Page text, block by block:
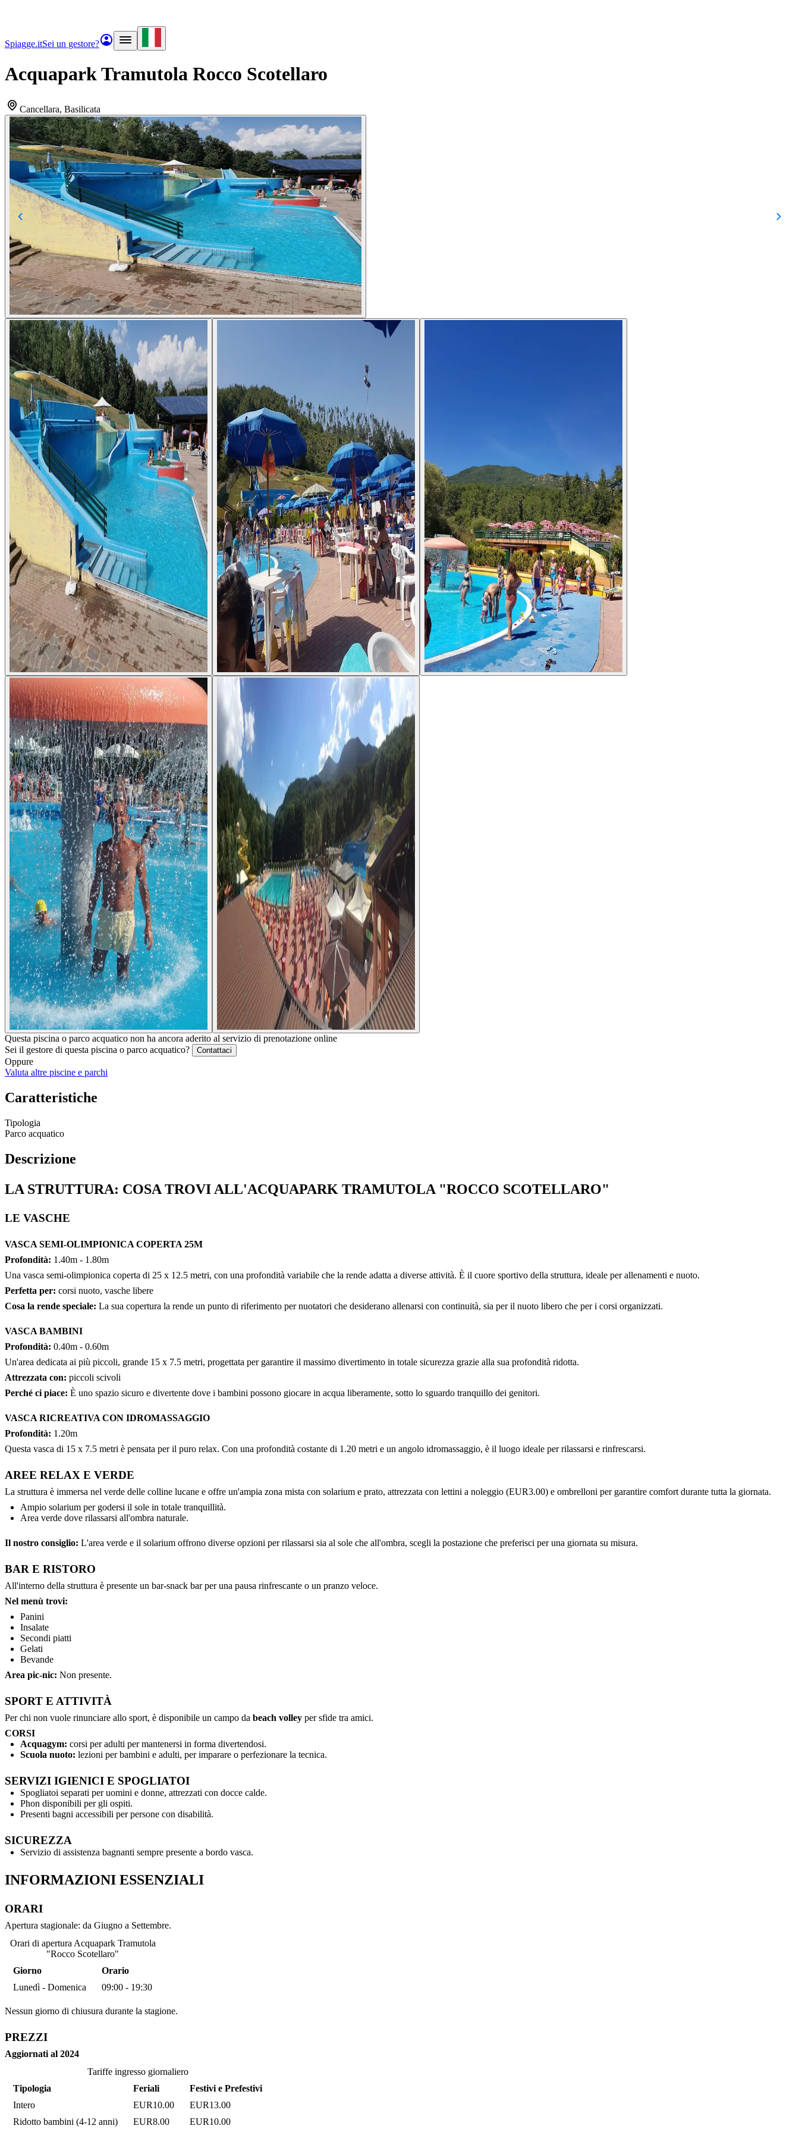
Spiagge.itSei un gestore?
Acquapark Tramutola Rocco Scotellaro
Cancellara, Basilicata
Questa piscina o parco acquatico non ha ancora aderito al servizio di prenotazione online
Sei il gestore di questa piscina o parco acquatico?
Contattaci
Oppure
Valuta altre piscine e parchi
Caratteristiche
Tipologia
Parco acquatico
Descrizione
LA STRUTTURA: COSA TROVI ALL'ACQUAPARK TRAMUTOLA "ROCCO SCOTELLARO"
LE VASCHE
VASCA SEMI-OLIMPIONICA COPERTA 25M
Profondità: 1.40m - 1.80m
Una vasca semi-olimpionica coperta di 25 x 12.5 metri, con una profondità variabile che la rende adatta a diverse attività. È il cuore sportivo della struttura, ideale per allenamenti e nuoto.
Perfetta per: corsi nuoto, vasche libere
Cosa la rende speciale: La sua copertura la rende un punto di riferimento per nuotatori che desiderano allenarsi con continuità, sia per il nuoto libero che per i corsi organizzati.
VASCA BAMBINI
Profondità: 0.40m - 0.60m
Un'area dedicata ai più piccoli, grande 15 x 7.5 metri, progettata per garantire il massimo divertimento in totale sicurezza grazie alla sua profondità ridotta.
Attrezzata con: piccoli scivoli
Perché ci piace: È uno spazio sicuro e divertente dove i bambini possono giocare in acqua liberamente, sotto lo sguardo tranquillo dei genitori.
VASCA RICREATIVA CON IDROMASSAGGIO
Profondità: 1.20m
Questa vasca di 15 x 7.5 metri è pensata per il puro relax. Con una profondità costante di 1.20 metri e un angolo idromassaggio, è il luogo ideale per rilassarsi e rinfrescarsi.
AREE RELAX E VERDE
La struttura è immersa nel verde delle colline lucane e offre un'ampia zona mista con solarium e prato, attrezzata con lettini a noleggio (EUR3.00) e ombrelloni per garantire comfort durante tutta la giornata.
Ampio solarium per godersi il sole in totale tranquillità.
Area verde dove rilassarsi all'ombra naturale.
Il nostro consiglio: L'area verde e il solarium offrono diverse opzioni per rilassarsi sia al sole che all'ombra, scegli la postazione che preferisci per una giornata su misura.
BAR E RISTORO
All'interno della struttura è presente un bar-snack bar per una pausa rinfrescante o un pranzo veloce.
Nel menù trovi:
Panini
Insalate
Secondi piatti
Gelati
Bevande
Area pic-nic: Non presente.
SPORT E ATTIVITÀ
Per chi non vuole rinunciare allo sport, è disponibile un campo da beach volley per sfide tra amici.
CORSI
Acquagym: corsi per adulti per mantenersi in forma divertendosi.
Scuola nuoto: lezioni per bambini e adulti, per imparare o perfezionare la tecnica.
SERVIZI IGIENICI E SPOGLIATOI
Spogliatoi separati per uomini e donne, attrezzati con docce calde.
Phon disponibili per gli ospiti.
Presenti bagni accessibili per persone con disabilità.
SICUREZZA
Servizio di assistenza bagnanti sempre presente a bordo vasca.
INFORMAZIONI ESSENZIALI
ORARI
Apertura stagionale: da Giugno a Settembre.
Orari di apertura Acquapark Tramutola
"Rocco Scotellaro"
Giorno
Orario
Lunedì - Domenica
09:00 - 19:30
Nessun giorno di chiusura durante la stagione.
PREZZI
Aggiornati al 2024
Tariffe ingresso giornaliero
Tipologia
Feriali
Festivi e Prefestivi
Intero
EUR10.00
EUR13.00
Ridotto bambini (4-12 anni)
EUR8.00 EUR10.00